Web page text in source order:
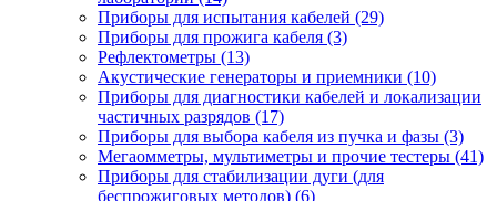
Приборы для испытания кабелей (29)
Приборы для прожига кабеля (3)
Рефлектометры (13)
Акустические генераторы и приемники (10)
Приборы для диагностики кабелей и локализации
частичных разрядов (17)
Приборы для выбора кабеля из пучка и фазы (3)
Мегаомметры, мультиметры и прочие тестеры (41)
Приборы для стабилизации дуги (для
беспрожиговых методов) (6)